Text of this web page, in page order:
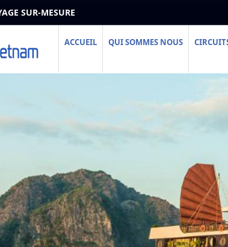
SUR-MESURE
ACCUEIL QUI SOMMES NOUS